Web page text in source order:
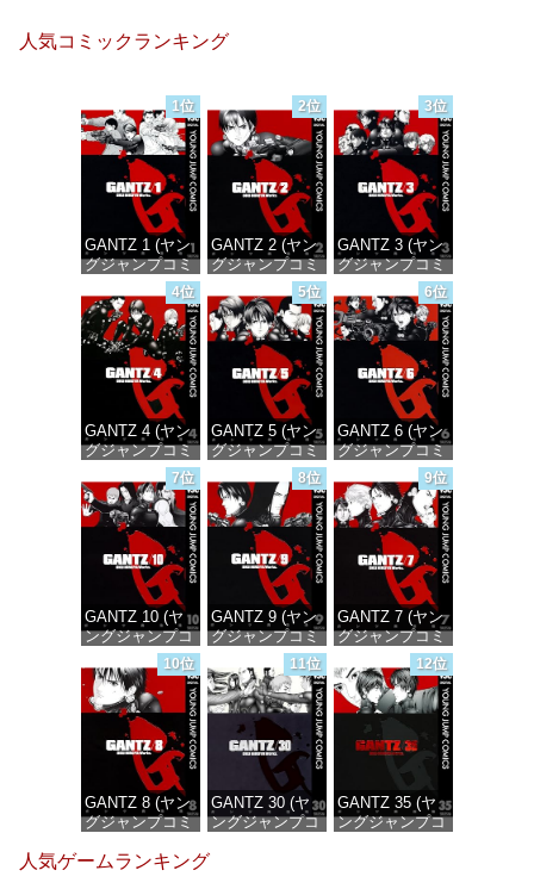
人気コミックランキング
1位
GANTZ 1 (ヤン
グジャンプコミ
ックスDIGITAL)
価格：¥100
2位
GANTZ 2 (ヤン
グジャンプコミ
ックスDIGITAL)
価格：¥100
3位
GANTZ 3 (ヤン
グジャンプコミ
ックスDIGITAL)
価格：¥100
4位
GANTZ 4 (ヤン
グジャンプコミ
ックスDIGITAL)
価格：¥100
5位
GANTZ 5 (ヤン
グジャンプコミ
ックスDIGITAL)
価格：¥100
6位
GANTZ 6 (ヤン
グジャンプコミ
ックスDIGITAL)
価格：¥100
7位
GANTZ 10 (ヤ
ングジャンプコ
DIGITAL)
価格：¥100
8位
GANTZ 9 (ヤン
グジャンプコミ
ックスDIGITAL)
価格：¥100
9位
GANTZ 7 (ヤン
グジャンプコミ
ックスDIGITAL)
価格：¥100
10位
GANTZ 8 (ヤン
グジャンプコミ
11位
GANTZ 30 (ヤ
ングジャンプコ
12位
GANTZ 35 (ヤ
ングジャンプコ
人気ゲームランキング